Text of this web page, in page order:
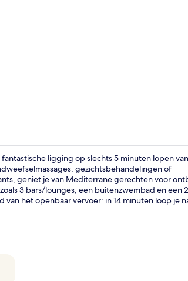
ligging op slechts 5 minuten lopen
gezichtsbehandelingen of
geniet je van Mediterrane gerechten voor
3 bars/lounges, een buitenzwembad en een
het openbaar vervoer: in 14 minuten loop je